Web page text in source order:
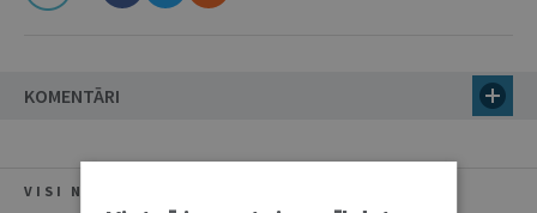
KOMENTĀRI
VISI NUMURA RAKSTI